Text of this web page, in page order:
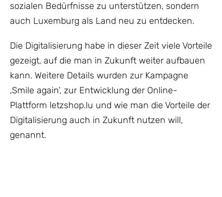
sozialen Bedürfnisse zu unterstützen, sondern
auch Luxemburg als Land neu zu entdecken.
Die Digitalisierung habe in dieser Zeit viele Vorteile
gezeigt, auf die man in Zukunft weiter aufbauen
kann. Weitere Details wurden zur Kampagne
‚Smile again‘, zur Entwicklung der Online-
Plattform letzshop.lu und wie man die Vorteile der
Digitalisierung auch in Zukunft nutzen will,
genannt.